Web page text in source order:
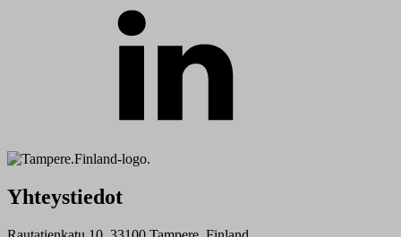
Yhteystiedot